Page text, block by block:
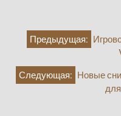
Навигация
записям
Предыдущая:
Следующая: Новые